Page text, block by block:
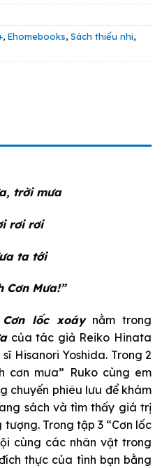
, Ehomebooks, Sách thiếu nhi,
trời mưa
rơi rơi
ta tới
Cơn Mưa!”
lốc xoáy nằm trong
của tác giả Reiko Hinata
Hisanori Yoshida. Trong 2
cơn mưa” Ruko cùng em
chuyến phiêu lưu để khám
sách và tìm thấy giá trị
Trong tập 3 “Cơn lốc
cùng các nhân vật trong
thực của tình bạn bằng